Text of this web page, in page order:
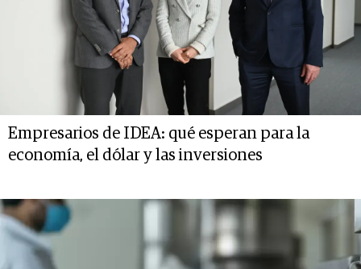
Empresarios de IDEA: qué esperan para la
economía, el dólar y las inversiones